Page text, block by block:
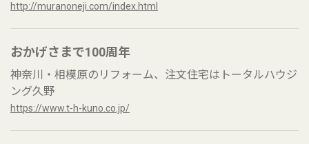
http://muranoneji.com/index.html
おかげさまで100周年
神奈川・相模原のリフォーム、注文住宅はトータルハウジ
ング久野
https://www.t-h-kuno.co.jp/